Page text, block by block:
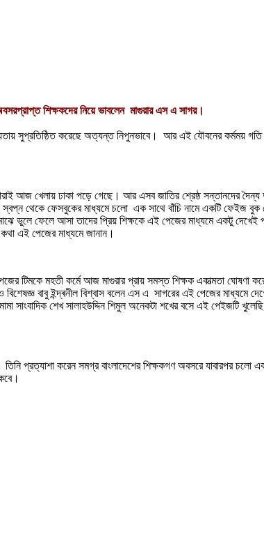
শিক্ষকদের নিয়ে ভাবলেন মাগুরার এস এ সাগর।
সুপ্রতিষ্ঠিত করেছে অত্যন্ত নিপুনভাবে। আর এই যৌবনের কর্মময়
আজ খেলায় ঢাকা পড়ে গেছে। আর এসব জাতির শ্রেষ্ঠ সন্তানদের দৈন্য
থেকে ফেসবুকের মাধ্যমে চলো এক সাথে বাঁচি নামে একটি ফেইজ
ভুলে ফেলে আসা তাদের প্রিয় শিক্ষকে এই পেজের মাধ্যমে একটু
এই পেজের মাধ্যমে জানান।
টিমকে মহতী কর্মে আজ মাগুরার প্রায় সমস্ত শিক্ষক একাত্মতা
বাবু ইন্দ্ৰনীল বিশ্বাস বলেন এস এ সাগরের এই পেজের মাধ্যমে
শেখ সালাহউদ্দিন শিমুল অনেকটা শখের বসে এই পেইজটি
প্রত্যাশা করেন সমগ্র বাংলাদেশের শিক্ষকগণ অবসরে যাবারপর চলো